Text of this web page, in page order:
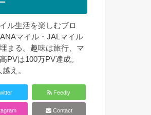
ル生活を楽しむブロ
マイル・JALマイル
まる。趣味は旅行、マ
PVは100万PV達成。
え。
Feedly
Contact